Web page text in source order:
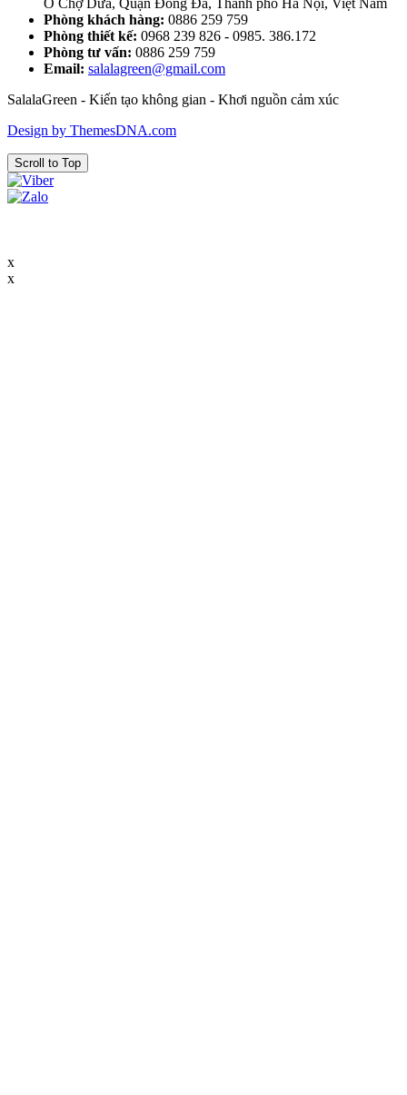
Phòng khách hàng: 0886 259 759
Phòng thiết kế: 0968 239 826 - 0985. 386.172
Phòng tư vấn: 0886 259 759
Email: salalagreen@gmail.com
SalalaGreen - Kiến tạo không gian - Khơi nguồn cảm xúc
Design by ThemesDNA.com
Scroll to Top
x
x